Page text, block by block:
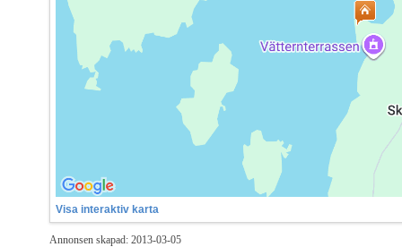
Visa interaktiv karta
Annonsen skapad: 2013-03-05